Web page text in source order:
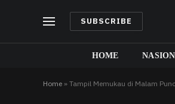
SUBSCRIBE
HOME
Home » Tampil Memukau di Malam